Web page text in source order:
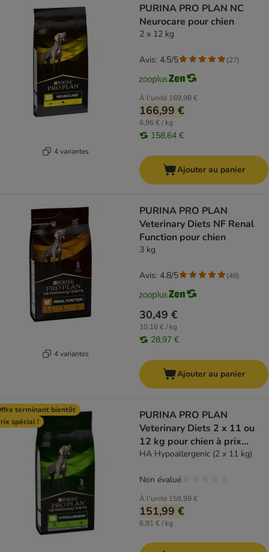
4 variantes
PURINA PRO PLAN NC
Neurocare pour chien
2 x 12 kg
À l'unité 169,98 €
166,99 €
6,96 € / kg
158,64 €
Avis: 4.5/5 (27)
Ajouter au panier
4 variantes
PURINA PRO PLAN
Veterinary Diets NF Renal
Function pour chien
3 kg
30,49 €
10,16 € / kg
28,97 €
Avis: 4.8/5 (48)
Ajouter au panier
terminant bientôt
spécial !
PURINA PRO PLAN
Veterinary Diets 2 x 11 ou
12 kg pour chien à prix
spécial !
HA Hypoallergenic (2 x 11 kg)
À l'unité 159,99 €
151,99 €
6,91 € / kg
Non évalué